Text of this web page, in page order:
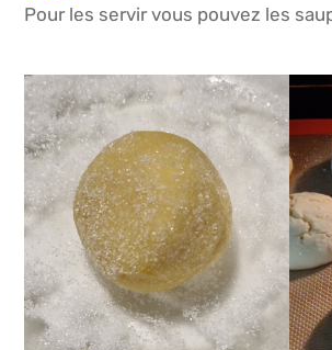
Pour les servir vous pouvez les